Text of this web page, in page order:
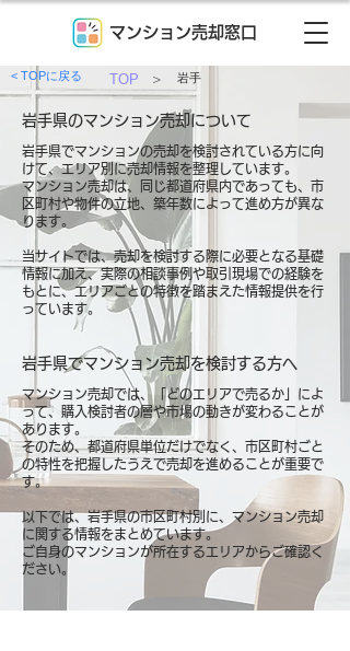
マンション売却窓口
< TOPに戻る TOP > 岩手
岩手県のマンション売却について
岩手県でマンションの売却を検討されている方に向
けて、エリア別に売却情報を整理しています。
マンション売却は、同じ都道府県内であっても、市
区町村や物件の立地、築年数によって進め方が異な
ります。
当サイトでは、売却を検討する際に必要となる基礎
情報に加え、実際の相談事例や取引現場での経験を
もとに、エリアごとの特徴を踏まえた情報提供を行
っています。
岩手県でマンション売却を検討する方へ
マンション売却では、「どのエリアで売るか」によ
って、購入検討者の層や市場の動きが変わることが
あります。
そのため、都道府県単位だけでなく、市区町村ごと
の特性を把握したうえで売却を進めることが重要で
す。
以下では、岩手県の市区町村別に、マンション売却
に関する情報をまとめています。
ご自身のマンションが所在するエリアからご確認く
ださい。